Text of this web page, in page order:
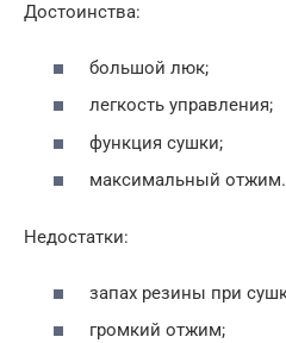
Достоинства:
большой люк;
легкость управления;
функция сушки;
максимальный отжим.
Недостатки:
запах резины при
громкий отжим;